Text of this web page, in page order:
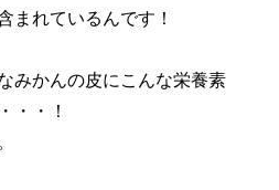
まれているんです！
みかんの皮にこんな栄養素
・・！